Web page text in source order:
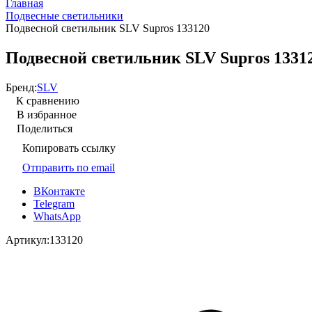
Главная
Подвесные светильники
Подвесной светильник SLV Supros 133120
Подвесной светильник SLV Supros
Бренд:SLV
К сравнению
В избранное
Поделиться
Копировать ссылку
Отправить по email
ВКонтакте
Telegram
WhatsApp
Артикул:133120